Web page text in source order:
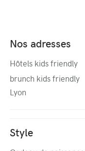
Nos adresses
Hôtels kids friendly
brunch kids friendly
Lyon
Style